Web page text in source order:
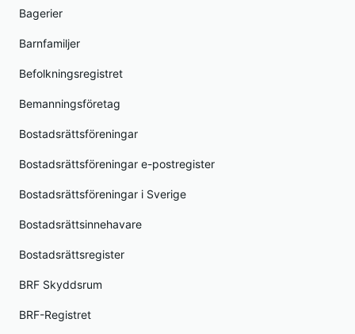
Bagerier
Barnfamiljer
Befolkningsregistret
Bemanningsföretag
Bostadsrättsföreningar
Bostadsrättsföreningar e-postregister
Bostadsrättsföreningar i Sverige
Bostadsrättsinnehavare
Bostadsrättsregister
BRF Skyddsrum
BRF-Registret